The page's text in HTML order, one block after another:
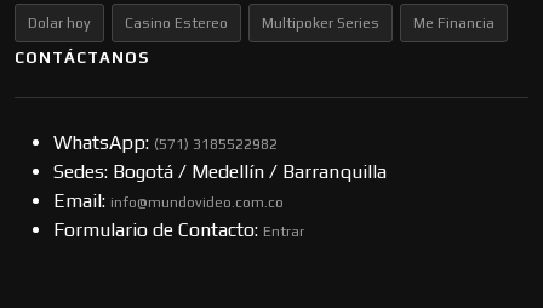
Dolar hoy Casino Estereo Multipoker Series Me Financia
CONTÁCTANOS
WhatsApp: (57​​1) 3185522982
Sedes: Bogotá / Medellín / Barranquilla
Email: info@mundovideo.com.co
Formulario de Contacto: Entrar